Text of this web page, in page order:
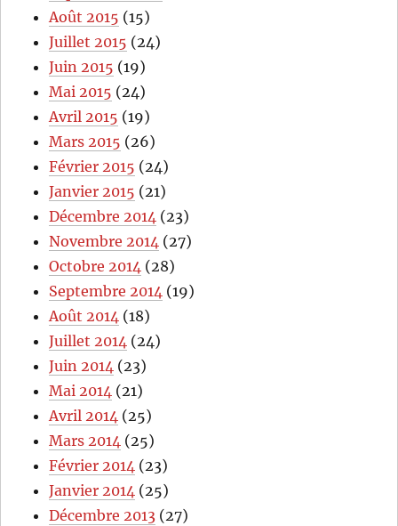
Août 2015 (15)
Juillet 2015 (24)
Juin 2015 (19)
Mai 2015 (24)
Avril 2015 (19)
Mars 2015 (26)
Février 2015 (24)
Janvier 2015 (21)
Décembre 2014 (23)
Novembre 2014 (27)
Octobre 2014 (28)
Septembre 2014 (19)
Août 2014 (18)
Juillet 2014 (24)
Juin 2014 (23)
Mai 2014 (21)
Avril 2014 (25)
Mars 2014 (25)
Février 2014 (23)
Janvier 2014 (25)
Décembre 2013 (27)